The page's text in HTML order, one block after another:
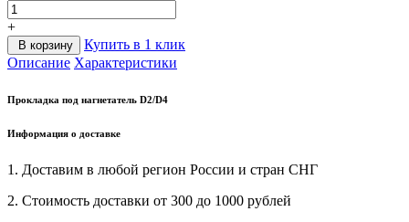
+
В корзину
Купить в 1 клик
Описание Характеристики
Прокладка под нагнетатель D2/D4
Информация о доставке
1. Доставим в любой регион России и стран СНГ
2. Стоимость доставки от 300 до 1000 рублей